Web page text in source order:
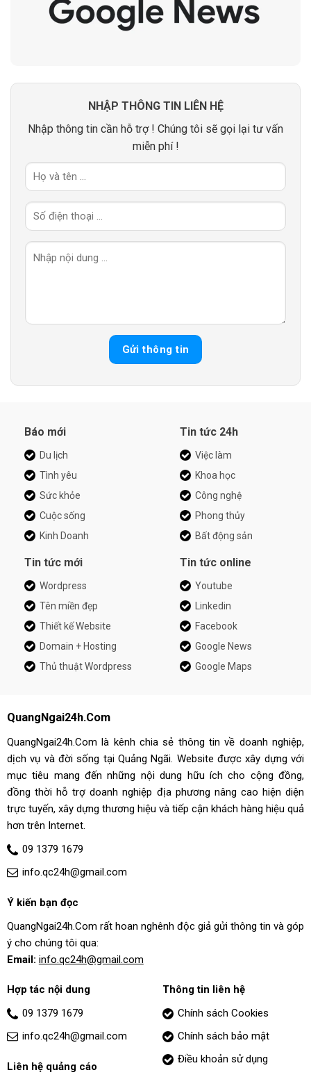
NHẬP THÔNG TIN LIÊN HỆ
Nhập thông tin cần hỗ trợ ! Chúng tôi sẽ gọi lại tư vấn
miễn phí !
Báo mới
Du lịch
Tình yêu
Sức khỏe
Cuộc sống
Kinh Doanh
Tin tức 24h
Việc làm
Khoa học
Công nghệ
Phong thủy
Bất động sản
Tin tức mới
Wordpress
Tên miền đẹp
Thiết kế Website
Domain + Hosting
Thủ thuật Wordpress
Tin tức online
Youtube
Linkedin
Facebook
Google News
Google Maps
QuangNgai24h.Com
QuangNgai24h.Com là kênh chia sẻ thông tin về doanh nghiệp,
dịch vụ và đời sống tại Quảng Ngãi. Website được xây dựng với
mục tiêu mang đến những nội dung hữu ích cho cộng đồng,
đồng thời hỗ trợ doanh nghiệp địa phương nâng cao hiện diện
trực tuyến, xây dựng thương hiệu và tiếp cận khách hàng hiệu quả
hơn trên Internet.
09 1379 1679
info.qc24h@gmail.com
Ý kiến bạn đọc
QuangNgai24h.Com rất hoan nghênh độc giả gửi thông tin và góp
ý cho chúng tôi qua:
Email: info.qc24h@gmail.com
Hợp tác nội dung
09 1379 1679
info.qc24h@gmail.com
Liên hệ quảng cáo
Thông tin liên hệ
Chính sách Cookies
Chính sách bảo mật
Điều khoản sử dụng